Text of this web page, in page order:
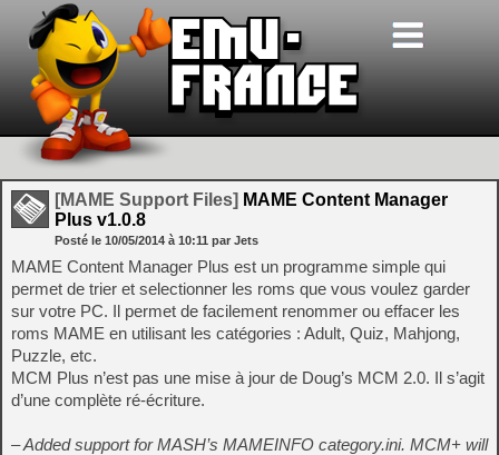
[MAME Support Files] MAME Content Manager
Plus v1.0.8
Posté le 10/05/2014 à 10:11 par Jets
MAME Content Manager Plus est un programme simple qui
permet de trier et selectionner les roms que vous voulez garder
sur votre PC. Il permet de facilement renommer ou effacer les
roms MAME en utilisant les catégories : Adult, Quiz, Mahjong,
Puzzle, etc.
MCM Plus n’est pas une mise à jour de Doug’s MCM 2.0. Il s’agit
d’une complète ré-écriture.
– Added support for MASH’s MAMEINFO category.ini. MCM+ will